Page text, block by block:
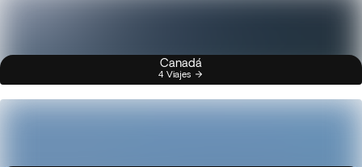
Canadá
4 Viajes